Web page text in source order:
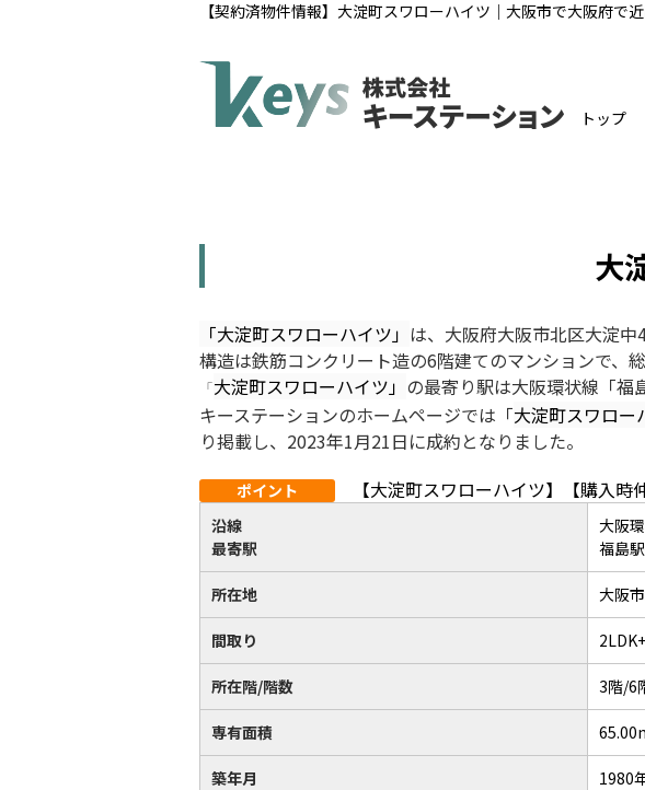
【契約済物件情報】大淀町スワローハイツ｜大阪市で大阪府
トップ
大
「大淀町スワローハイツ」 は、大阪府大阪市北区大淀中
構造は鉄筋コンクリート造の6階建てのマンションで、
「 大淀町スワローハイツ」 の最寄り駅は大阪環状線「福
キーステーションのホームページでは「大淀町スワロー
り掲載し、2023年1月21日に成約となりました。
ポイント 【大淀町スワローハイツ】【購入時
沿線
最寄駅
大阪
福島
所在地 大阪
間取り
所在階/階数 3階/6
専有面積
築年月 1980